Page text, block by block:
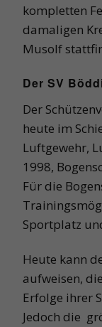
kompletten
damaligen
Musolf
Der SV
Der
heute im
Luftgewehr,
1998,
Für die
Sportplatz
Heute kann
aufweisen,
Erfolge ihrer
Jedoch die